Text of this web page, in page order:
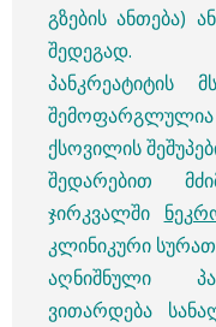
გზების ანთება)
შედეგად.
პანკრეატიტის
შემოფარგლულია
ქსოვილის
შედარებით
ჯირკვალში
კლინიკური
აღნიშნული
ვითარდება